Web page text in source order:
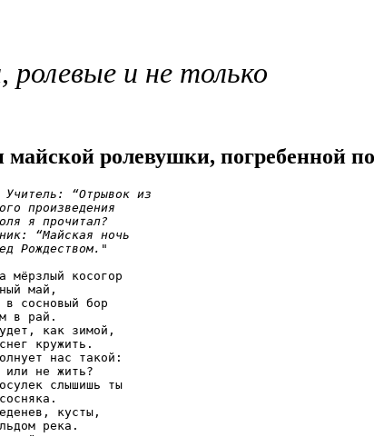
ролевые и не только
ролевушки, погребенной
Учитель: “Отрывок из
произведения
я прочитал?
“Майская ночь
Рождеством."
мёрзлый косогор
май,
сосновый бор
в рай.
как зимой,
кружить.
нас такой:
или не жить?
слышишь ты
кусты,
река.